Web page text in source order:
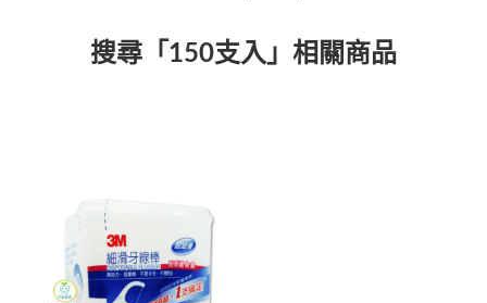
搜尋「150支入」相關商品